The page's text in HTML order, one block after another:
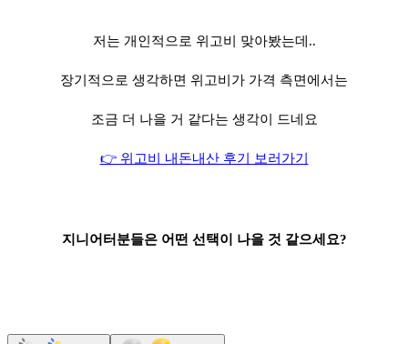
저는 개인적으로 위고비 맞아봤는데..
장기적으로 생각하면 위고비가 가격 측면에서는
조금 더 나을 거 같다는 생각이 드네요
👉 위고비 내돈내산 후기 보러가기
지니어터분들은 어떤 선택이 나을 것 같으세요?